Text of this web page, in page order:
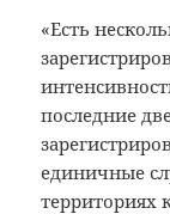
«Есть
последние
единичные
территориях